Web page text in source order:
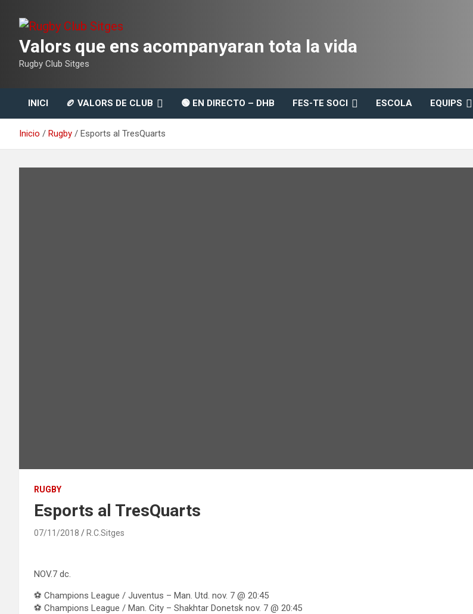
contenido
Valors que ens acompanyaran tota la vida
Rugby Club Sitges
INICI 🏉 VALORS DE CLUB 🟢 EN DIRECTO – DHB FES-TE SOCI ESCOLA EQUIPS
Inicio Rugby Esports al TresQuarts
RUGBY
Esports al TresQuarts
07/11/2018 R.C.Sitges
NOV.7 dc.
⚽ Champions League / Juventus – Man. Utd. nov. 7 @ 20:45
⚽ Champions League / Man. City – Shakhtar Donetsk nov. 7 @ 20:45